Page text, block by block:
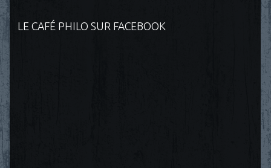
LE CAFÉ PHILO SUR FACEBOOK